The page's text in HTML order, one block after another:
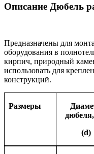
Описание Дюбель
Предназначены для
оборудования в
кирпич, природный
использовать для
конструкций.
Размеры
(d)